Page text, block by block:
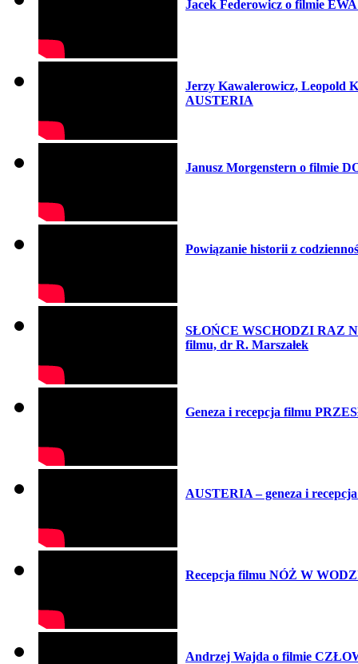
Jacek Federowicz o filmie
Jerzy Kawalerowicz, Leopold
AUSTERIA
Janusz Morgenstern o filmie
Powiązanie historii z
SŁOŃCE WSCHODZI RAZ
filmu, dr R. Marszałek
Geneza i recepcja filmu
AUSTERIA – geneza i
Recepcja filmu NÓŻ W
Andrzej Wajda o filmie